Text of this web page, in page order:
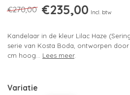
€270,00 €235,00 Incl. btw
Kandelaar in de kleur Lilac Haze
serie van Kosta Boda, ontworpen door
cm hoog... Lees meer.
Variatie